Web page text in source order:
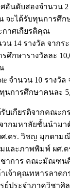
อันดับสองจำนวน
จะได้รับทุนการศึก
กาศเกียรติคุณ
น 14 รางวัล จากร
ศึกษารางวัลละ
จำนวน 10 รางวั
นการศึกษาคนละ
บเกียรติจากคณะก
กมหาลัยชั้นนำมา
ศ.ดร. วิชญ มุกดา
และภาพพิมพ์ ผศ.ด
ชาการ คณะมัณฑน
เจ้าคุณทหารลาดก
ย์ประจำภาควิชาศิ